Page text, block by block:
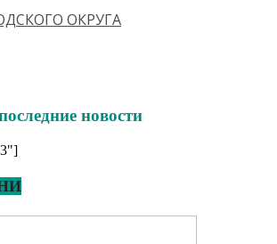
ОКРУГА
новости